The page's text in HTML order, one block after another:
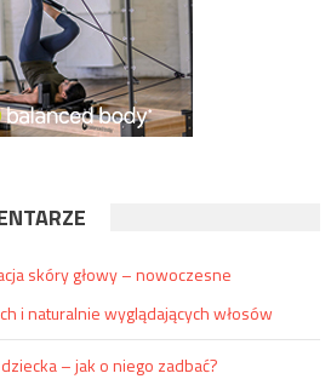
skóry głowy – nowoczesne
i naturalnie wyglądających włosów
– jak o niego zadbać?